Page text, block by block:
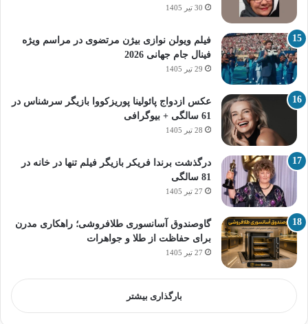
30 تیر 1405
فیلم ویولن نوازی بیژن مرتضوی در مراسم ویژه
فینال جام جهانی 2026
29 تیر 1405
عکس ازدواج پائولینا پوریزکووا بازیگر سرشناس در
61 سالگی + بیوگرافی
28 تیر 1405
درگذشت برندا فریکر بازیگر فیلم تنها در خانه در
81 سالگی
27 تیر 1405
گاوصندوق آسانسوری طلافروشی؛ راهکاری مدرن
برای حفاظت از طلا و جواهرات
27 تیر 1405
بارگذاری بیشتر